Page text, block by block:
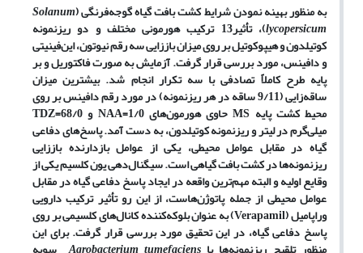
به منظور بهینه نمودن شرایط کشت بافت گیاه گوجهفرنگی (Solanum
lycopersicum )، تأثیر13 ترکیب هورمونی مختلف و دو ریزنمونه
کوتیلدون و هیپوکوتیل بر روی میزان باززایی سه رقم نیوتون، اینفینیتی
و دافینس، مورد بررسی قرار گرفت. آزمایش به صورت فاکتوریل و بر
پایه طرح کاملاً تصادفی با سه تکرار انجام شد. بیشترین میزان
ساقه زایی (9/11 ساقه در هر ریزنمونه) در مورد رقم دافینس بر روی
محیط کشت پایه MSحاوی هورمونهای 1/0= NAA و 68/0= TDZ
میلیگرم در لیتر و ریزنمونه کوتیلدون، به دست آمد. پاسخهای دفاعی
گیاه در مقابل عوامل محیطی، یکی از عوامل بازدارنده باززایی
ریزنمونهها در کشت بافت گیاهی است. سیگنالدهی یون کلسیم یکی از
وقایع اولیه و البته مهمترین واقعه در ایجاد پاسخ دفاعی گیاه در مقابل
عوامل محیطی از جمله پاتوژنهاست، از این رو تأثیر ترکیب دارویی
وراپامیل (Verapamil) به عنوان بلوکهکننده کانالهای کلسیمی بر روی
پاسخ دفاعی گیاه، در این تحقیق مورد بررسی قرار گرفت. برای این